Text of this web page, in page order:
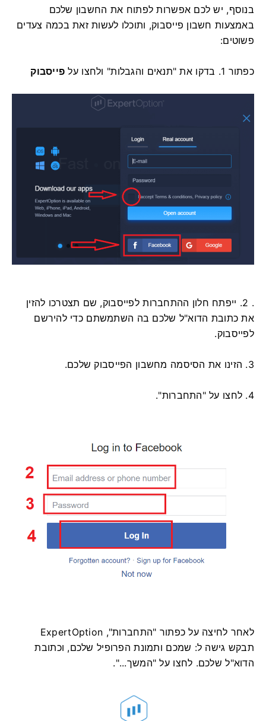
בנוסף, יש לכם אפשרות לפתוח את החשבון שלכם
באמצעות חשבון פייסבוק, ותוכלו לעשות זאת בכמה צעדים
פשוטים:
1. בדקו את "תנאים והגבלות" ולחצו על כפתור פייסבוק
. 2. ייפתח חלון ההתחברות לפייסבוק, שם תצטרכו להזין
את כתובת הדוא"ל שלכם בה השתמשתם כדי להירשם
לפייסבוק.
3. הזינו את הסיסמה מחשבון הפייסבוק שלכם.
4. לחצו על "התחברות".
לאחר לחיצה על כפתור "התחברות", ExpertOption
תבקש גישה ל: שמכם ותמונת הפרופיל שלכם, וכתובת
הדוא"ל שלכם. לחצו על "המשך...".